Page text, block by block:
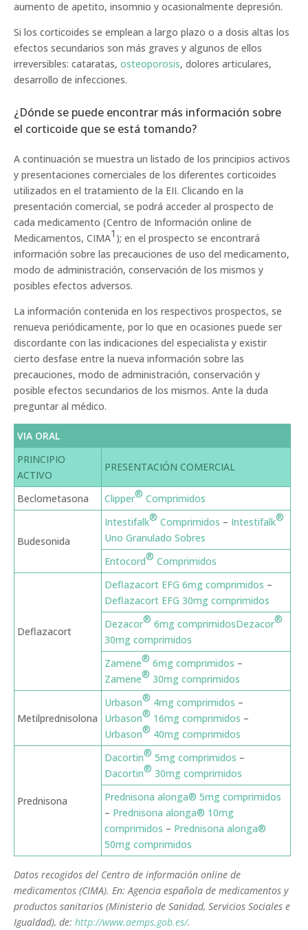
aumento de apetito, insomnio y ocasionalmente depresión.
Si los corticoides se emplean a largo plazo o a dosis altas los
efectos secundarios son más graves y algunos de ellos
irreversibles: cataratas, osteoporosis, dolores articulares,
desarrollo de infecciones.
¿Dónde se puede encontrar más información sobre
el corticoide que se está tomando?
A continuación se muestra un listado de los principios activos
y presentaciones comerciales de los diferentes corticoides
utilizados en el tratamiento de la EII. Clicando en la
presentación comercial, se podrá acceder al prospecto de
cada medicamento (Centro de Información online de
Medicamentos, CIMA1 ); en el prospecto se encontrará
información sobre las precauciones de uso del medicamento,
modo de administración, conservación de los mismos y
posibles efectos adversos.
La información contenida en los respectivos prospectos, se
renueva periódicamente, por lo que en ocasiones puede ser
discordante con las indicaciones del especialista y existir
cierto desfase entre la nueva información sobre las
precauciones, modo de administración, conservación y
posible efectos secundarios de los mismos. Ante la duda
preguntar al médico.
VIA ORAL
PRINCIPIO
ACTIVO
PRESENTACIÓN COMERCIAL
Beclometasona Clipper® Comprimidos
Budesonida
Intestifalk® Comprimidos – Intestifalk®
Uno Granulado Sobres
Entocord® Comprimidos
Deflazacort
Deflazacort EFG 6mg comprimidos –
Deflazacort EFG 30mg comprimidos
Dezacor® 6mg comprimidosDezacor®
30mg comprimidos
Zamene® 6mg comprimidos –
Zamene® 30mg comprimidos
Metilprednisolona
Urbason® 4mg comprimidos –
Urbason® 16mg comprimidos –
Urbason® 40mg comprimidos
Prednisona
Dacortin® 5mg comprimidos –
Dacortin® 30mg comprimidos
Prednisona alonga® 5mg comprimidos
– Prednisona alonga® 10mg
comprimidos – Prednisona alonga®
50mg comprimidos
Datos recogidos del Centro de información online de
medicamentos (CIMA). En: Agencia española de medicamentos y
productos sanitarios (Ministerio de Sanidad, Servicios Sociales e
Igualdad), de: http://www.aemps.gob.es/.